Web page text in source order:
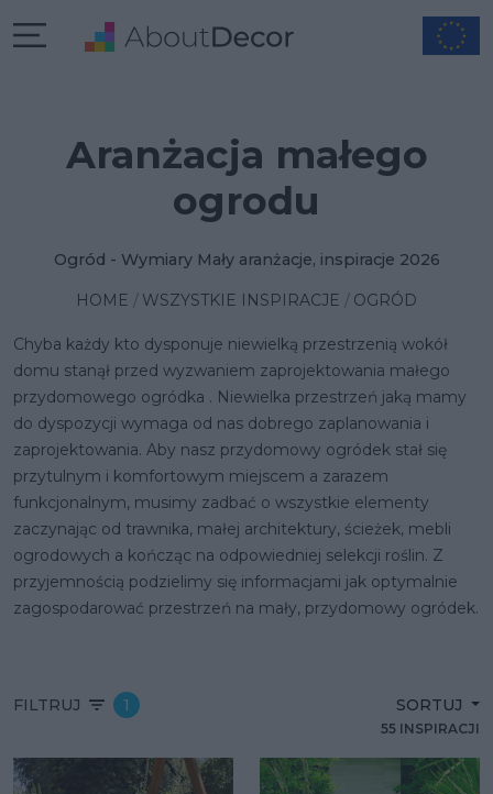
Aranżacja małego
ogrodu
Ogród - Wymiary Mały aranżacje, inspiracje 2026
HOME WSZYSTKIE INSPIRACJE OGRÓD
Chyba każdy kto dysponuje niewielką przestrzenią wokół
domu stanął przed wyzwaniem zaprojektowania małego
przydomowego ogródka . Niewielka przestrzeń jaką mamy
do dyspozycji wymaga od nas dobrego zaplanowania i
zaprojektowania. Aby nasz przydomowy ogródek stał się
przytulnym i komfortowym miejscem a zarazem
funkcjonalnym, musimy zadbać o wszystkie elementy
zaczynając od trawnika, małej architektury, ścieżek, mebli
ogrodowych a kończąc na odpowiedniej selekcji roślin. Z
przyjemnością podzielimy się informacjami jak optymalnie
zagospodarować przestrzeń na mały, przydomowy ogródek.
FILTRUJ 1 SORTUJ
55 INSPIRACJI